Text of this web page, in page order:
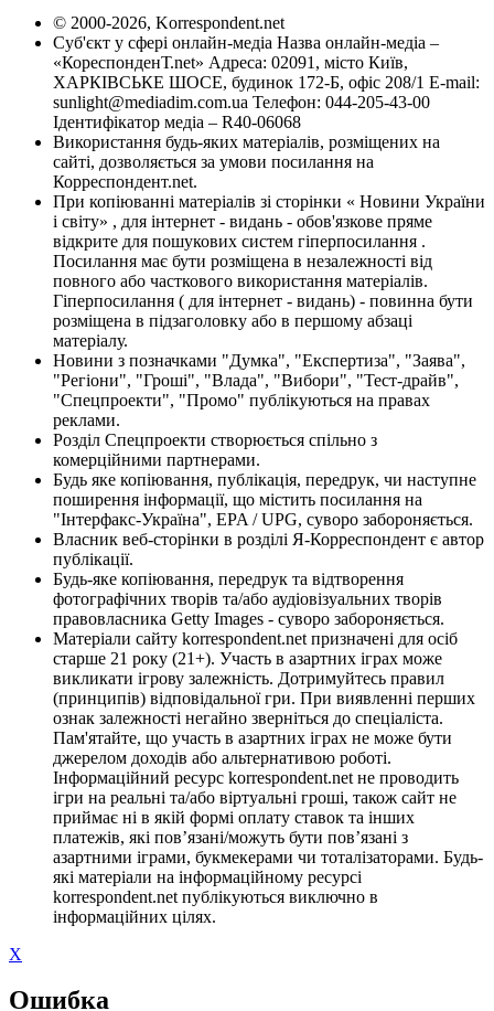
© 2000-2026, Korrespondent.net
Суб'єкт у сфері онлайн-медіа Назва онлайн-медіа –
«КореспонденТ.net» Адреса: 02091, місто Київ,
ХАРКІВСЬКЕ ШОСЕ, будинок 172-Б, офіс 208/1 E-mail:
sunlight@mediadim.com.ua Телефон: 044-205-43-00
Ідентифікатор медіа – R40-06068
Використання будь-яких матеріалів, розміщених на
сайті, дозволяється за умови посилання на
Корреспондент.net.
При копіюванні матеріалів зі сторінки « Новини України
і світу» , для інтернет - видань - обов'язкове пряме
відкрите для пошукових систем гіперпосилання .
Посилання має бути розміщена в незалежності від
повного або часткового використання матеріалів.
Гіперпосилання ( для інтернет - видань) - повинна бути
розміщена в підзаголовку або в першому абзаці
матеріалу.
Новини з позначками "Думка", "Експертиза", "Заява",
"Регіони", "Гроші", "Влада", "Вибори", "Тест-драйв",
"Спецпроекти", "Промо" публікуються на правах
реклами.
Розділ Спецпроекти створюється спільно з
комерційними партнерами.
Будь яке копіювання, публікація, передрук, чи наступне
поширення інформації, що містить посилання на
"Інтерфакс-Україна", EPA / UPG, суворо забороняється.
Власник веб-сторінки в розділі Я-Корреспондент є автор
публікації.
Будь-яке копіювання, передрук та відтворення
фотографічних творів та/або аудіовізуальних творів
правовласника Getty Images - суворо забороняється.
Матеріали сайту korrespondent.net призначені для осіб
старше 21 року (21+). Участь в азартних іграх може
викликати ігрову залежність. Дотримуйтесь правил
(принципів) відповідальної гри. При виявленні перших
ознак залежності негайно зверніться до спеціаліста.
Пам'ятайте, що участь в азартних іграх не може бути
джерелом доходів або альтернативою роботі.
Інформаційний ресурс korrespondent.net не проводить
ігри на реальні та/або віртуальні гроші, також сайт не
приймає ні в якій формі оплату ставок та інших
платежів, які пов’язані/можуть бути пов’язані з
азартними іграми, букмекерами чи тоталізаторами. Будь-
які матеріали на інформаційному ресурсі
korrespondent.net публікуються виключно в
інформаційних цілях.
X
Ошибка